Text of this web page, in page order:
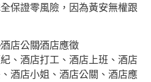
保證零風險，因為黃安無權跟
店公關∕酒店應徵
、酒店打工、酒店上班、酒店
酒店小姐、酒店公關、酒店應